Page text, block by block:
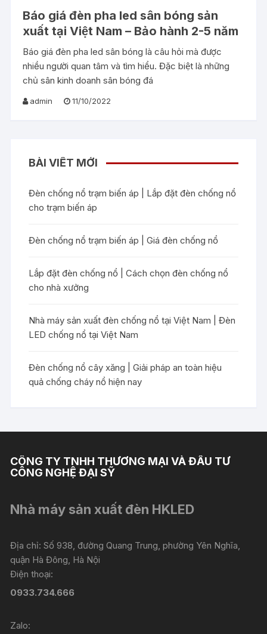
Báo giá đèn pha led sân bóng sản
xuất tại Việt Nam – Bảo hành 2-5 năm
Báo giá đèn pha led sân bóng là câu hỏi mà được
nhiều người quan tâm và tìm hiểu. Đặc biệt là những
chủ sân kinh doanh sân bóng đá
admin 11/10/2022
BÀI VIẾT MỚI
Đèn chống nổ trạm biến áp | Lắp đặt đèn chống nổ
cho trạm biến áp
Đèn chống nổ trạm biến áp | Giá đèn chống nổ
Lắp đặt đèn chống nổ | Cách chọn đèn chống nổ
cho nhà xưởng
Nhà máy sản xuất đèn chống nổ tại Việt Nam | Đèn
LED chống nổ tại Việt Nam
Đèn chống nổ cây xăng | Giải pháp an toàn hiệu
quả chống cháy nổ hiện nay
CÔNG TY TNHH THƯƠNG MẠI VÀ ĐẦU TƯ
CÔNG NGHỆ ĐẠI SỸ
Nhà máy sản xuất đèn HKLED
Địa chỉ: Số 938, đường Quang Trung, phường Yên Nghĩa,
quận Hà Đông, Hà Nội
Điện thoại:
0933.734.666
Zalo: